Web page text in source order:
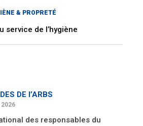
& PROPRETÉ
service de l’hygiène
DE l’ARBS
2026
des responsables du